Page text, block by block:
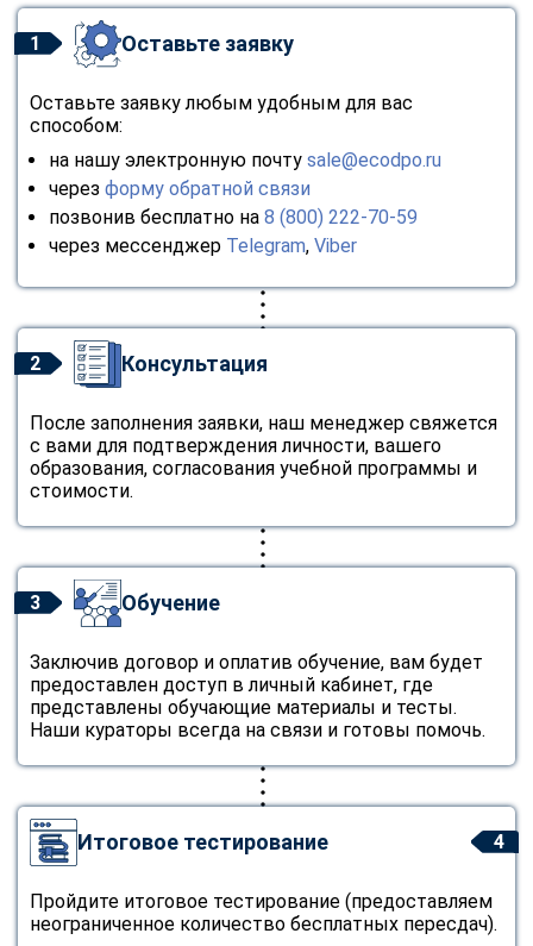
1 Оставьте заявку
Оставьте заявку любым удобным для вас
способом:
на нашу электронную почту sale@ecodpo.ru
через форму обратной связи
позвонив бесплатно на 8 (800) 222-70-59
через мессенджер Telegram, Viber
2 Консультация
После заполнения заявки, наш менеджер свяжется
с вами для подтверждения личности, вашего
образования, согласования учебной программы и
стоимости.
3 Обучение
Заключив договор и оплатив обучение, вам будет
предоставлен доступ в личный кабинет, где
представлены обучающие материалы и тесты.
Наши кураторы всегда на связи и готовы помочь.
4
Итоговое тестирование
Пройдите итоговое тестирование (предоставляем
неограниченное количество бесплатных пересдач).